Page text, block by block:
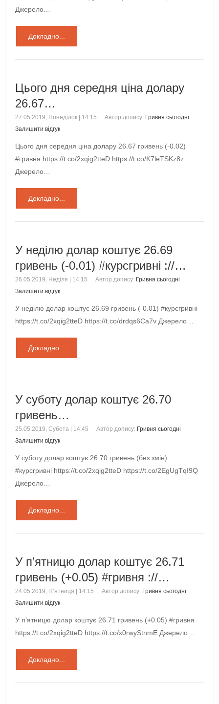
Джерело…
Докладно...
Цього дня середня ціна долару
26.67…
27.05.2019, Понеділок | 14:15 Автор допису: Гривня сьогодні
Залишити відгук
Цього дня середня ціна долару 26.67 гривень (-0.02)
#гривня https://t.co/2xqig2tteD https://t.co/K7leTSKz8z
Джерело…
Докладно...
У неділю долар коштує 26.69
гривень (-0.01) #курсгривні ://…
26.05.2019, Неділя | 14:15 Автор допису: Гривня сьогодні
Залишити відгук
У неділю долар коштує 26.69 гривень (-0.01) #курсгривні
https://t.co/2xqig2tteD https://t.co/drdqs6Ca7v Джерело…
Докладно...
У суботу долар коштує 26.70
гривень…
25.05.2019, Субота | 14:45 Автор допису: Гривня сьогодні
Залишити відгук
У суботу долар коштує 26.70 гривень (без змін)
#курсгривні https://t.co/2xqig2tteD https://t.co/2EgUgTqI9Q
Джерело…
Докладно...
У п’ятницю долар коштує 26.71
гривень (+0.05) #гривня ://…
24.05.2019, П’ятниця | 14:15 Автор допису: Гривня сьогодні
Залишити відгук
У п’ятницю долар коштує 26.71 гривень (+0.05) #гривня
https://t.co/2xqig2tteD https://t.co/x0rwyStnmE Джерело…
Докладно...